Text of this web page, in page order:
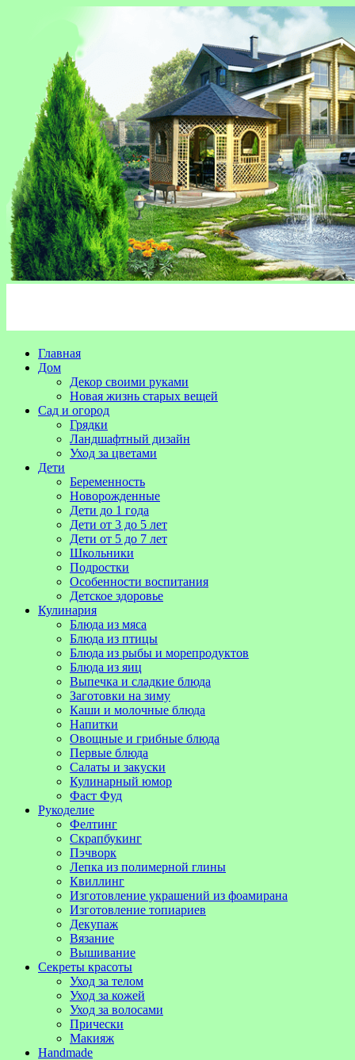
Главная
Дом
Декор своими руками
Новая жизнь старых вещей
Сад и огород
Грядки
Ландшафтный дизайн
Уход за цветами
Дети
Беременность
Новорожденные
Дети до 1 года
Дети от 3 до 5 лет
Дети от 5 до 7 лет
Школьники
Подростки
Особенности воспитания
Детское здоровье
Кулинария
Блюда из мяса
Блюда из птицы
Блюда из рыбы и морепродуктов
Блюда из яиц
Выпечка и сладкие блюда
Заготовки на зиму
Каши и молочные блюда
Напитки
Овощные и грибные блюда
Первые блюда
Салаты и закуски
Кулинарный юмор
Фаст Фуд
Рукоделие
Фелтинг
Скрапбукинг
Пэчворк
Лепка из полимерной глины
Квиллинг
Изготовление украшений из фоамирана
Изготовление топиариев
Декупаж
Вязание
Вышивание
Секреты красоты
Уход за телом
Уход за кожей
Уход за волосами
Прически
Макияж
Handmade